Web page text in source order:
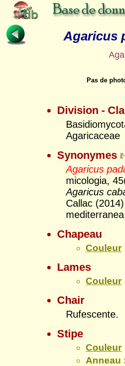
Agaricus
Pas de
Division -
Agaricaceae
Synonymes
Agaricus
micologia,
Agaricus
Callac
Chapeau
Couleur
Lames
Couleur
Chair
Rufescente.
Stipe
Couleur
Anneau